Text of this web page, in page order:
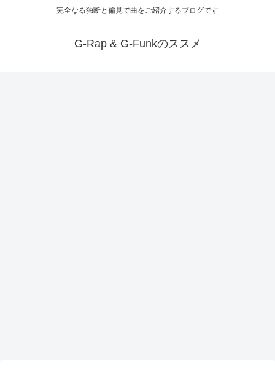
完全なる独断と偏見で曲をご紹介するブログです
G-Rap & G-Funkのススメ